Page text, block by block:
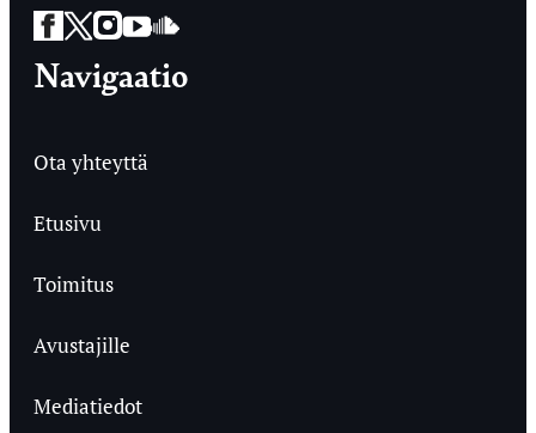
Facebook
Twitter
Instagram
YouTube
SoundCloud
Navigaatio
Ota yhteyttä
Etusivu
Toimitus
Avustajille
Mediatiedot